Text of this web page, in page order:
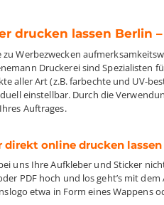
drucken lassen Berlin
zu Werbezwecken
Druckerei sind Spezialisten
aller Art (z.B. farbechte und UV-
einstellbar. Durch die
Auftrages.
direkt online drucken lassen
uns Ihre Aufkleber und Sticker
PDF hoch und los geht’s mit
etwa in Form eines Wappens